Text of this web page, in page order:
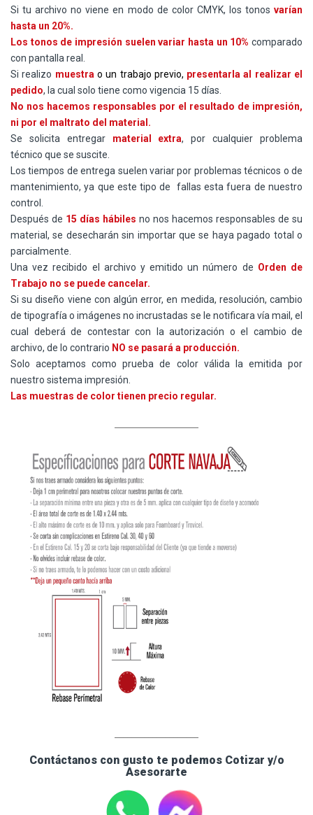
Si tu archivo no viene en modo de color CMYK, los tonos varían
hasta un 20%.
Los tonos de impresión suelen variar hasta un 10% comparado
con pantalla real.
Si realizo muestra o un trabajo previo, presentarla al realizar el
pedido, la cual solo tiene como vigencia 15 días.
No nos hacemos responsables por el resultado de impresión,
ni por el maltrato del material.
Se solicita entregar material extra, por cualquier problema
técnico que se suscite.
Los tiempos de entrega suelen variar por problemas técnicos o de
mantenimiento, ya que este tipo de fallas esta fuera de nuestro
control.
Después de 15 días hábiles no nos hacemos responsables de su
material, se desecharán sin importar que se haya pagado total o
parcialmente.
Una vez recibido el archivo y emitido un número de Orden de
Trabajo no se puede cancelar.
Si su diseño viene con algún error, en medida, resolución, cambio
de tipografía o imágenes no incrustadas se le notificara vía mail, el
cual deberá de contestar con la autorización o el cambio de
archivo, de lo contrario NO se pasará a producción.
Solo aceptamos como prueba de color válida la emitida por
nuestro sistema impresión.
Las muestras de color tienen precio regular.
Contáctanos con gusto te podemos Cotizar y/o
Asesorarte